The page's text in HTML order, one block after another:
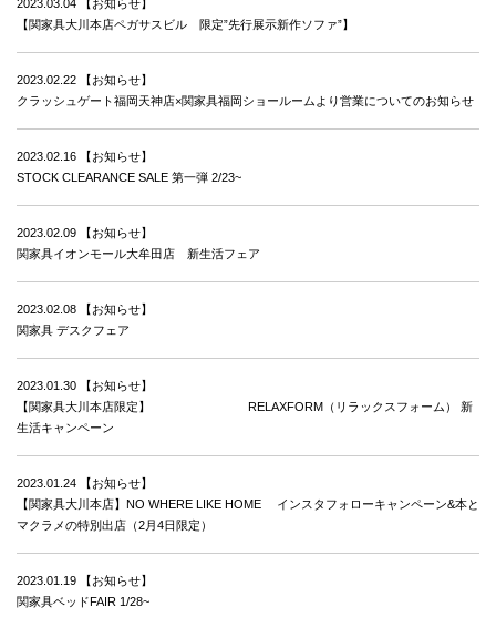
2023.03.04
【お知らせ】
【関家具大川本店ペガサスビル 限定”先行展示新作ソファ”】
2023.02.22
【お知らせ】
クラッシュゲート福岡天神店×関家具福岡ショールームより営業についてのお知らせ
2023.02.16
【お知らせ】
STOCK CLEARANCE SALE 第一弾 2/23~
2023.02.09
【お知らせ】
関家具イオンモール大牟田店 新生活フェア
2023.02.08
【お知らせ】
関家具 デスクフェア
2023.01.30
【お知らせ】
【関家具大川本店限定】 RELAXFORM（リラックスフォーム） 新
生活キャンペーン
2023.01.24
【お知らせ】
【関家具大川本店】NO WHERE LIKE HOME インスタフォローキャンペーン&本と
マクラメの特別出店（2月4日限定）
2023.01.19
【お知らせ】
関家具ベッドFAIR 1/28~